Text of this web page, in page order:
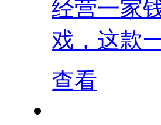
经营一家
戏，这款
查看